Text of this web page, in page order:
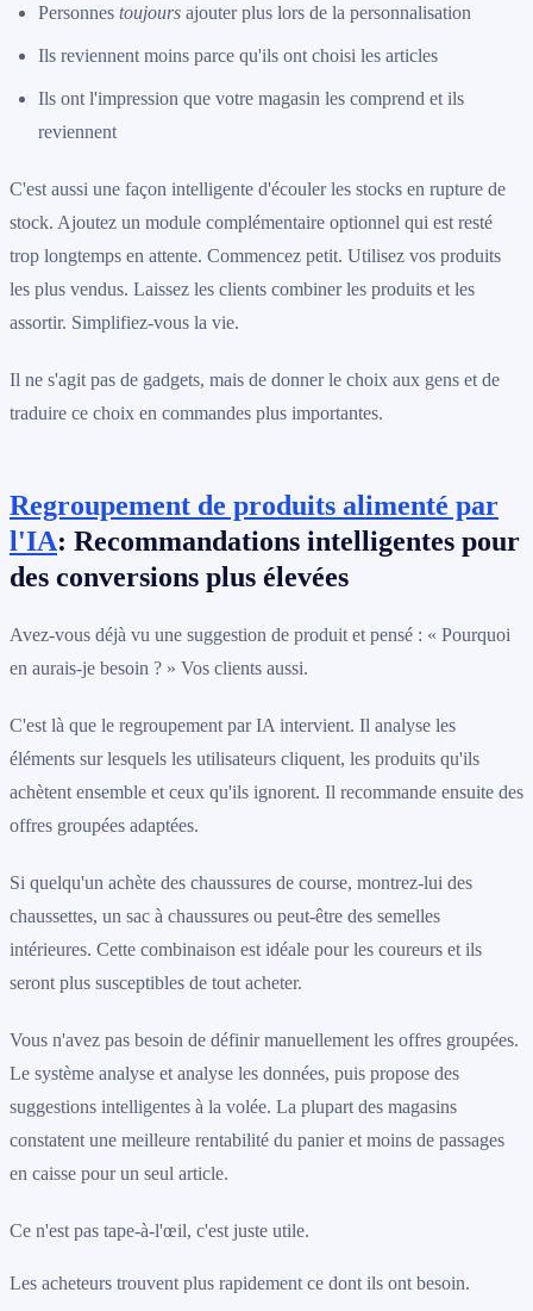
Personnes toujours ajouter plus lors de la personnalisation
Ils reviennent moins parce qu'ils ont choisi les articles
Ils ont l'impression que votre magasin les comprend et ils
reviennent
C'est aussi une façon intelligente d'écouler les stocks en rupture de
stock. Ajoutez un module complémentaire optionnel qui est resté
trop longtemps en attente. Commencez petit. Utilisez vos produits
les plus vendus. Laissez les clients combiner les produits et les
assortir. Simplifiez-vous la vie.
Il ne s'agit pas de gadgets, mais de donner le choix aux gens et de
traduire ce choix en commandes plus importantes.
Regroupement de produits alimenté par
l'IA: Recommandations intelligentes pour
des conversions plus élevées
Avez-vous déjà vu une suggestion de produit et pensé : « Pourquoi
en aurais-je besoin ? » Vos clients aussi.
C'est là que le regroupement par IA intervient. Il analyse les
éléments sur lesquels les utilisateurs cliquent, les produits qu'ils
achètent ensemble et ceux qu'ils ignorent. Il recommande ensuite des
offres groupées adaptées.
Si quelqu'un achète des chaussures de course, montrez-lui des
chaussettes, un sac à chaussures ou peut-être des semelles
intérieures. Cette combinaison est idéale pour les coureurs et ils
seront plus susceptibles de tout acheter.
Vous n'avez pas besoin de définir manuellement les offres groupées.
Le système analyse et analyse les données, puis propose des
suggestions intelligentes à la volée. La plupart des magasins
constatent une meilleure rentabilité du panier et moins de passages
en caisse pour un seul article.
Ce n'est pas tape-à-l'œil, c'est juste utile.
Les acheteurs trouvent plus rapidement ce dont ils ont besoin.